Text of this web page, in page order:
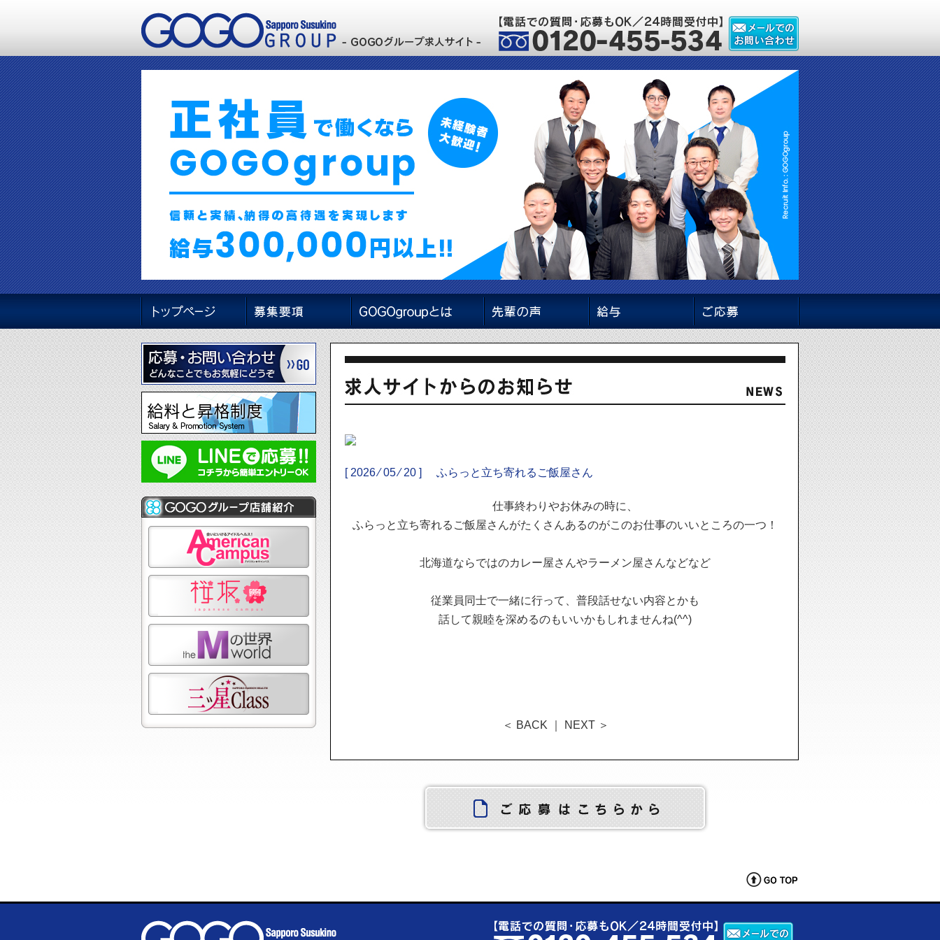
[ 2026 ⁄ 05 ⁄ 20 ] ふらっと立ち寄れるご飯屋さん
仕事終わりやお休みの時に、
ふらっと立ち寄れるご飯屋さんがたくさんあるのがこのお仕事のいいところの一つ！
北海道ならではのカレー屋さんやラーメン屋さんなどなど
従業員同士で一緒に行って、普段話せない内容とかも
話して親睦を深めるのもいいかもしれませんね(^^)
＜ BACK NEXT ＞